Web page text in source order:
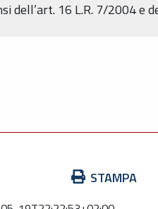
dell’art. 16 L.R. 7/2004 e
STAMPA